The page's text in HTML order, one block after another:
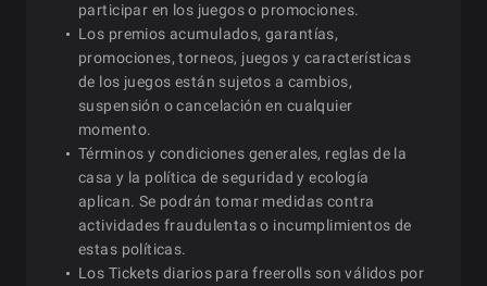
participar en los juegos o promociones.
Los premios acumulados, garantías,
promociones, torneos, juegos y características
de los juegos están sujetos a cambios,
suspensión o cancelación en cualquier
momento.
Términos y condiciones generales, reglas de la
casa y la política de seguridad y ecología
aplican. Se podrán tomar medidas contra
actividades fraudulentas o incumplimientos de
estas políticas.
Los Tickets diarios para freerolls son válidos por